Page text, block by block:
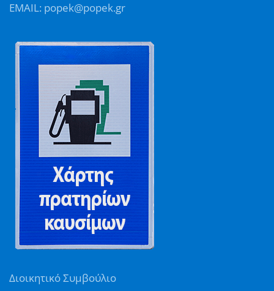
EMAIL: popek@popek.gr
Διοικητικό Συμβούλιο